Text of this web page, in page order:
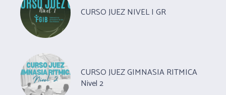
CURSO JUEZ NIVEL I GR
CURSO JUEZ GIMNASIA RITMICA
Nivel 2